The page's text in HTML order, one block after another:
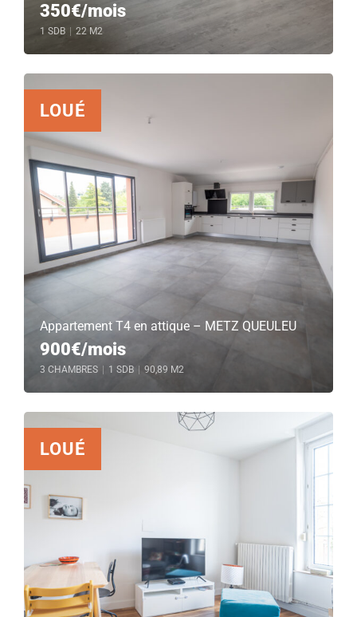
350€/mois
1 SDB 22 M2
LOUÉ
Appartement T4 en attique – METZ QUEULEU
900€/mois
3 CHAMBRES 1 SDB 90,89 M2
LOUÉ